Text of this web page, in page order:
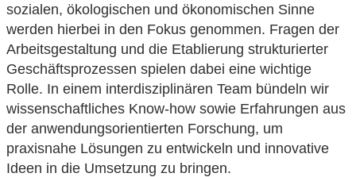
sozialen, ökologischen und ökonomischen Sinne
werden hierbei in den Fokus genommen. Fragen der
Arbeitsgestaltung und die Etablierung strukturierter
Geschäftsprozessen spielen dabei eine wichtige
Rolle. In einem interdisziplinären Team bündeln wir
wissenschaftliches Know-how sowie Erfahrungen aus
der anwendungsorientierten Forschung, um
praxisnahe Lösungen zu entwickeln und innovative
Ideen in die Umsetzung zu bringen.